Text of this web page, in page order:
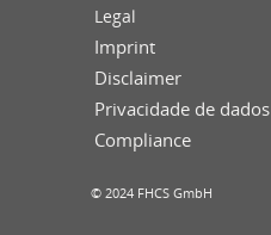
Legal
Imprint
Disclaimer
Privacidade de dados
Compliance
© 2024 FHCS GmbH